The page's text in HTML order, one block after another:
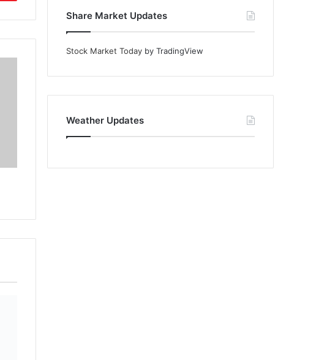
Share Market Updates
Stock Market Today by TradingView
Weather Updates